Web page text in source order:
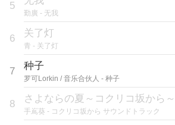
5
勤廣 - 无我
6 关了灯
青 - 关了灯
7 种子
罗可Lorkin / 音乐合伙人 - 种子
8 さよならの夏～コクリコ坂から～
手嶌葵 - コクリコ坂から サウンドトラック